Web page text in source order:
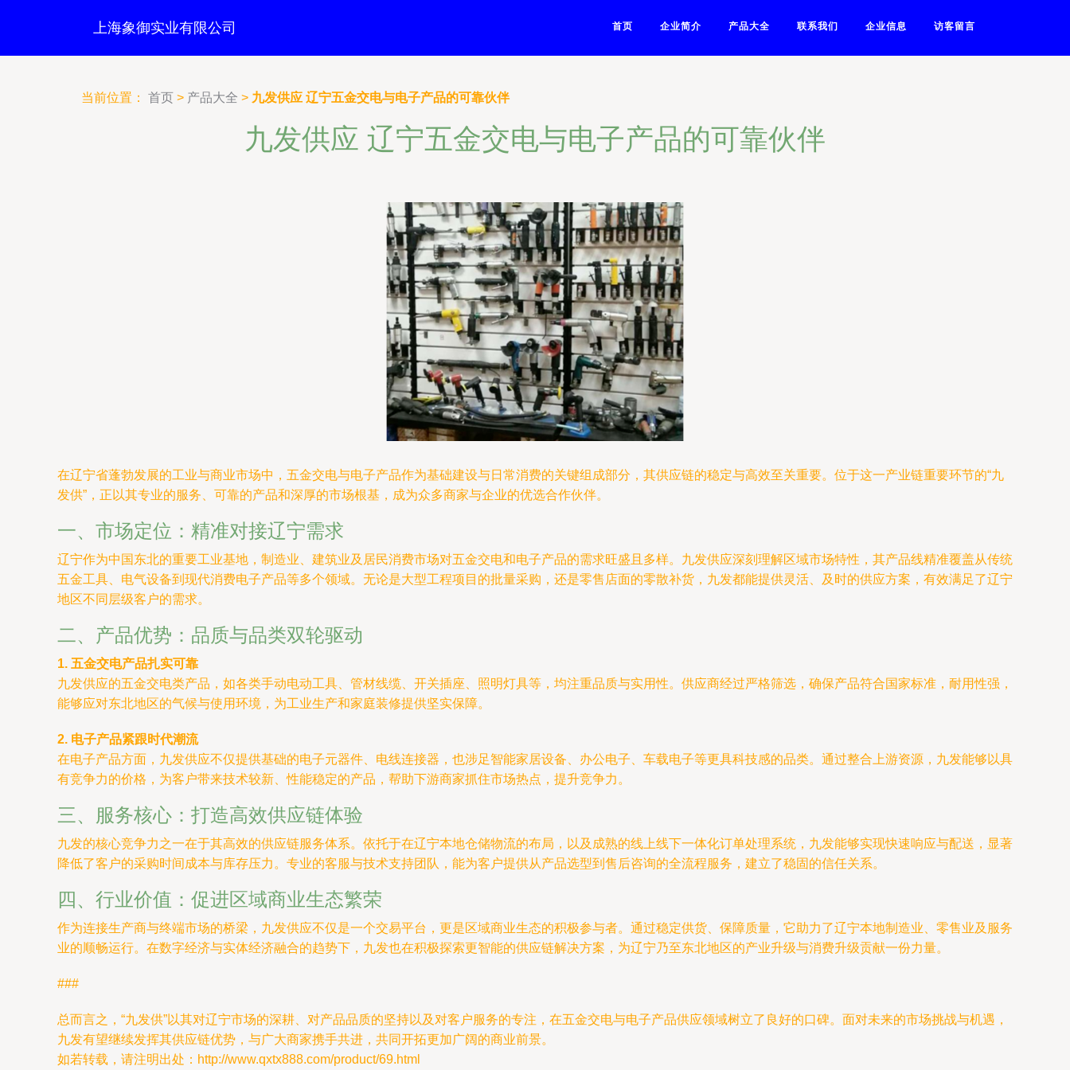
上海象御实业有限公司 首页 企业简介 产品大全 联系我们 企业信息 访客留言
当前位置： 首页 > 产品大全 > 九发供应 辽宁五金交电与电子产品的可靠伙伴
九发供应 辽宁五金交电与电子产品的可靠伙伴
在辽宁省蓬勃发展的工业与商业市场中，五金交电与电子产品作为基础建设与日常消费的关键组成部分，其供应链的稳定与高效至关重要。位于这一产业链重要环节的“九
发供”，正以其专业的服务、可靠的产品和深厚的市场根基，成为众多商家与企业的优选合作伙伴。
一、市场定位：精准对接辽宁需求
辽宁作为中国东北的重要工业基地，制造业、建筑业及居民消费市场对五金交电和电子产品的需求旺盛且多样。九发供应深刻理解区域市场特性，其产品线精准覆盖从传统
五金工具、电气设备到现代消费电子产品等多个领域。无论是大型工程项目的批量采购，还是零售店面的零散补货，九发都能提供灵活、及时的供应方案，有效满足了辽宁
地区不同层级客户的需求。
二、产品优势：品质与品类双轮驱动
1. 五金交电产品扎实可靠
九发供应的五金交电类产品，如各类手动电动工具、管材线缆、开关插座、照明灯具等，均注重品质与实用性。供应商经过严格筛选，确保产品符合国家标准，耐用性强，
能够应对东北地区的气候与使用环境，为工业生产和家庭装修提供坚实保障。
2. 电子产品紧跟时代潮流
在电子产品方面，九发供应不仅提供基础的电子元器件、电线连接器，也涉足智能家居设备、办公电子、车载电子等更具科技感的品类。通过整合上游资源，九发能够以具
有竞争力的价格，为客户带来技术较新、性能稳定的产品，帮助下游商家抓住市场热点，提升竞争力。
三、服务核心：打造高效供应链体验
九发的核心竞争力之一在于其高效的供应链服务体系。依托于在辽宁本地仓储物流的布局，以及成熟的线上线下一体化订单处理系统，九发能够实现快速响应与配送，显著
降低了客户的采购时间成本与库存压力。专业的客服与技术支持团队，能为客户提供从产品选型到售后咨询的全流程服务，建立了稳固的信任关系。
四、行业价值：促进区域商业生态繁荣
作为连接生产商与终端市场的桥梁，九发供应不仅是一个交易平台，更是区域商业生态的积极参与者。通过稳定供货、保障质量，它助力了辽宁本地制造业、零售业及服务
业的顺畅运行。在数字经济与实体经济融合的趋势下，九发也在积极探索更智能的供应链解决方案，为辽宁乃至东北地区的产业升级与消费升级贡献一份力量。
###
总而言之，“九发供”以其对辽宁市场的深耕、对产品品质的坚持以及对客户服务的专注，在五金交电与电子产品供应领域树立了良好的口碑。面对未来的市场挑战与机遇，
九发有望继续发挥其供应链优势，与广大商家携手共进，共同开拓更加广阔的商业前景。
如若转载，请注明出处：http://www.qxtx888.com/product/69.html